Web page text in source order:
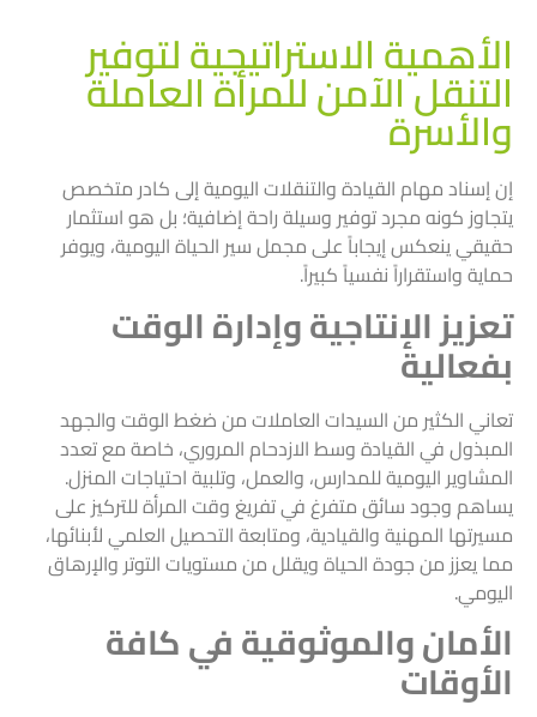
الأهمية الاستراتيجية لتوفير
التنقل الآمن للمرأة العاملة
والأسرة
إن إسناد مهام القيادة والتنقلات اليومية إلى كادر متخصص
يتجاوز كونه مجرد توفير وسيلة راحة إضافية؛ بل هو استثمار
حقيقي ينعكس إيجاباً على مجمل سير الحياة اليومية، ويوفر
حماية واستقراراً نفسياً كبيراً.
تعزيز الإنتاجية وإدارة الوقت
بفعالية
تعاني الكثير من السيدات العاملات من ضغط الوقت والجهد
المبذول في القيادة وسط الازدحام المروري، خاصة مع تعدد
المشاوير اليومية للمدارس، والعمل، وتلبية احتياجات المنزل.
يساهم وجود سائق متفرغ في تفريغ وقت المرأة للتركيز على
مسيرتها المهنية والقيادية، ومتابعة التحصيل العلمي لأبنائها،
مما يعزز من جودة الحياة ويقلل من مستويات التوتر والإرهاق
اليومي.
الأمان والموثوقية في كافة
الأوقات